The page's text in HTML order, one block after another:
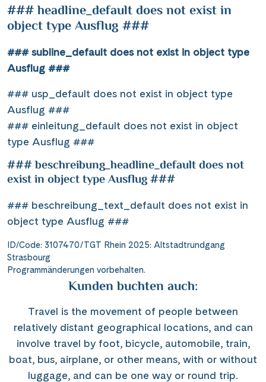
### headline_default does not exist in
object type Ausflug ###
### subline_default does not exist in object type
Ausflug ###
### usp_default does not exist in object type
Ausflug ###
### einleitung_default does not exist in object
type Ausflug ###
### beschreibung_headline_default does not
exist in object type Ausflug ###
### beschreibung_text_default does not exist in
object type Ausflug ###
ID/Code: 3107470/TGT Rhein 2025: Altstadtrundgang
Strasbourg
Programmänderungen vorbehalten.
Kunden buchten auch:
Travel is the movement of people between
relatively distant geographical locations, and can
involve travel by foot, bicycle, automobile, train,
boat, bus, airplane, or other means, with or without
luggage, and can be one way or round trip.